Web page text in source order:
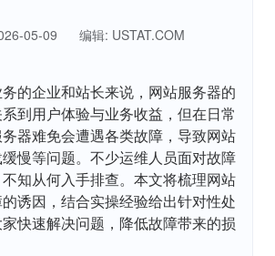
05-09 编辑: USTAT.COM
的企业和站长来说，网站服务器的
到用户体验与业务收益，但在日常
器难免会遭遇各类故障，导致网站
慢等问题。不少运维人员面对故障
知从何入手排查。本文将梳理网站
诱因，结合实操经验给出针对性处
快速解决问题，降低故障带来的损